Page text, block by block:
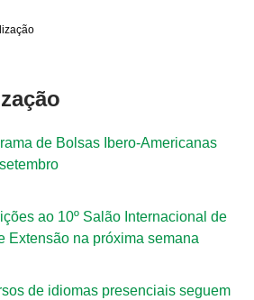
de Bolsas Ibero-Americanas
ao 10º Salão Internacional de
Extensão na próxima semana
de idiomas presenciais seguem